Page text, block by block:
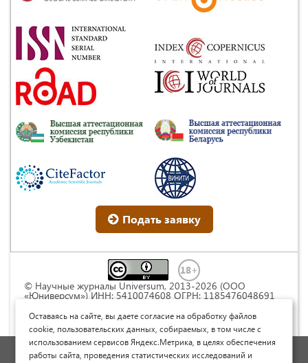
Подать заявку
© Научные журналы Universum, 2013-2026 (ООО
«Юниверсум») ИНН: 5410074608 ОГРН: 1185476048691
Commons « Attribution» («Атрибуция») 4.0
Непортированная
Политика обработки персональных данных
Оставаясь на сайте, вы даете согласие на обработку файлов
cookie, пользовательских данных, собираемых, в том числе с
использованием сервисов Яндекс.Метрика, в целях обеспечения
работы сайта, проведения статистических исследований и